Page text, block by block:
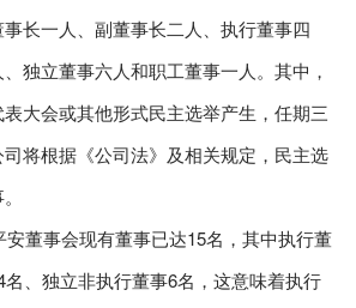
长一人、副董事长二人、执行董事四
独立董事六人和职工董事一人。其中，
大会或其他形式民主选举产生，任期三
将根据《公司法》及相关规定，民主选
安董事会现有董事已达15名，其中执行董
、独立非执行董事6名，这意味着执行